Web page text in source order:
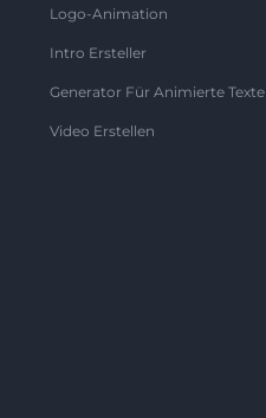
Logo-Animation
Intro Ersteller
Generator Für Animierte Texte
Video Erstellen